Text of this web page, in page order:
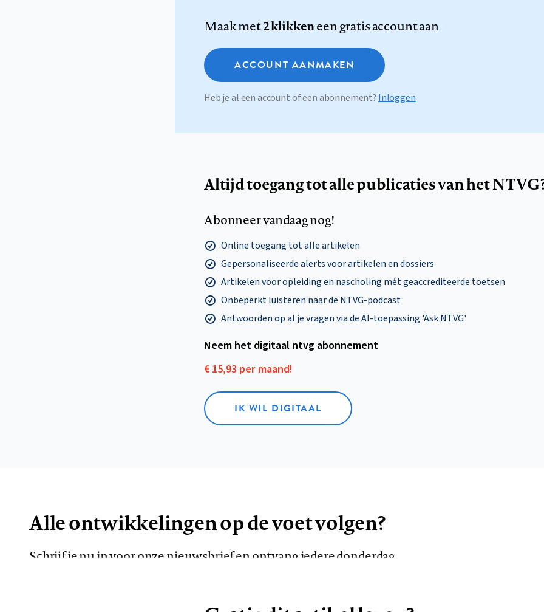
Maak met2 klikkeneen gratis account aan
ACCOUNT AANMAKEN
Heb je al een account of een abonnement? Inloggen
Altijd toegang tot alle publicaties van het
Abonneer vandaag nog!
Online toegang tot alle artikelen
Gepersonaliseerde alerts voor artikelen en dossiers
Artikelen voor opleiding en nascholing mét geaccrediteerde toetsen
Onbeperkt luisteren naar de NTVG-podcast
Antwoorden op al je vragen via de AI-toepassing 'Ask NTVG'
Neem het digitaal ntvg abonnement
€ 15,93 per maand!
IK WIL DIGITAAL
Alle ontwikkelingen op de voet volgen?
Schrijf je nu in voor onze nieuwsbrief en ontvang iedere donderdag